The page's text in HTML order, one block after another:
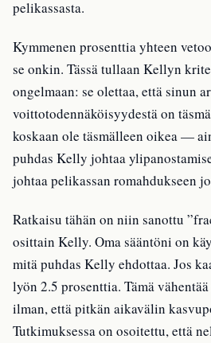
pelikassasta.
Kymmenen prosenttia yhteen
se onkin. Tässä tullaan Kellyn
ongelmaan: se olettaa, että sinun
voittotodennäköisyydestä on
koskaan ole täsmälleen oikea —
puhdas Kelly johtaa
johtaa pelikassan romahdukseen
Ratkaisu tähän on niin sanottu
osittain Kelly. Oma sääntöni on
mitä puhdas Kelly ehdottaa. Jos
lyön 2.5 prosenttia. Tämä
ilman, että pitkän aikavälin
Tutkimuksessa on osoitettu, että